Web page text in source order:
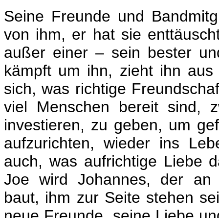
Seine Freunde und
von ihm, er hat sie
außer einer – sein bester
kämpft um ihn, zieht ihn
sich, was richtige
viel Menschen bereit sind,
investieren, zu geben, um
aufzurichten, wieder ins
auch, was aufrichtige Liebe
Joe wird Johannes, der an
baut, ihm zur Seite stehen